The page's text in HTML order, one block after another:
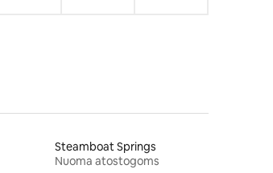
Steamboat Springs
Nuoma atostogoms